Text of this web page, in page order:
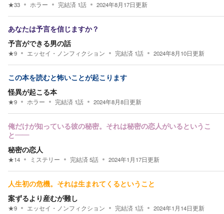
★33 ホラー 完結済 1話 2024年8月17日更新
あなたは予言を信じますか？
予言ができる男の話
★9 エッセイ・ノンフィクション 完結済 1話 2024年8月10日更新
この本を読むと怖いことが起こります
怪異が起こる本
★9 ホラー 完結済 1話 2024年8月8日更新
俺だけが知っている彼の秘密。それは秘密の恋人がいるというこ
と――
秘密の恋人
★14 ミステリー 完結済5話 2024年1月17日更新
人生初の危機。それは生まれてくるということ
案ずるより産むが難し
★9 エッセイ・ノンフィクション 完結済 1話 2024年1月14日更新